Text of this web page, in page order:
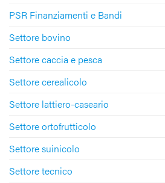
PSR Finanziamenti e Bandi
Settore bovino
Settore caccia e pesca
Settore cerealicolo
Settore lattiero-caseario
Settore ortofrutticolo
Settore suinicolo
Settore tecnico